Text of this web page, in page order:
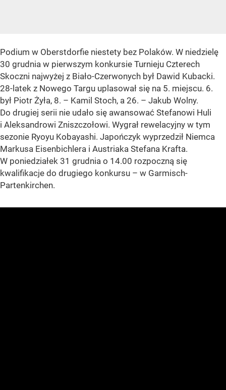
Podium w Oberstdorfie niestety bez Polaków. W niedzielę
30 grudnia w pierwszym konkursie Turnieju Czterech
Skoczni najwyżej z Biało-Czerwonych był Dawid Kubacki.
28-latek z Nowego Targu uplasował się na 5. miejscu. 6.
był Piotr Żyła, 8. – Kamil Stoch, a 26. – Jakub Wolny.
Do drugiej serii nie udało się awansować Stefanowi Huli
i Aleksandrowi Zniszczołowi. Wygrał rewelacyjny w tym
sezonie Ryoyu Kobayashi. Japończyk wyprzedził Niemca
Markusa Eisenbichlera i Austriaka Stefana Krafta.
W poniedziałek 31 grudnia o 14.00 rozpoczną się
kwalifikacje do drugiego konkursu – w Garmisch-
Partenkirchen.